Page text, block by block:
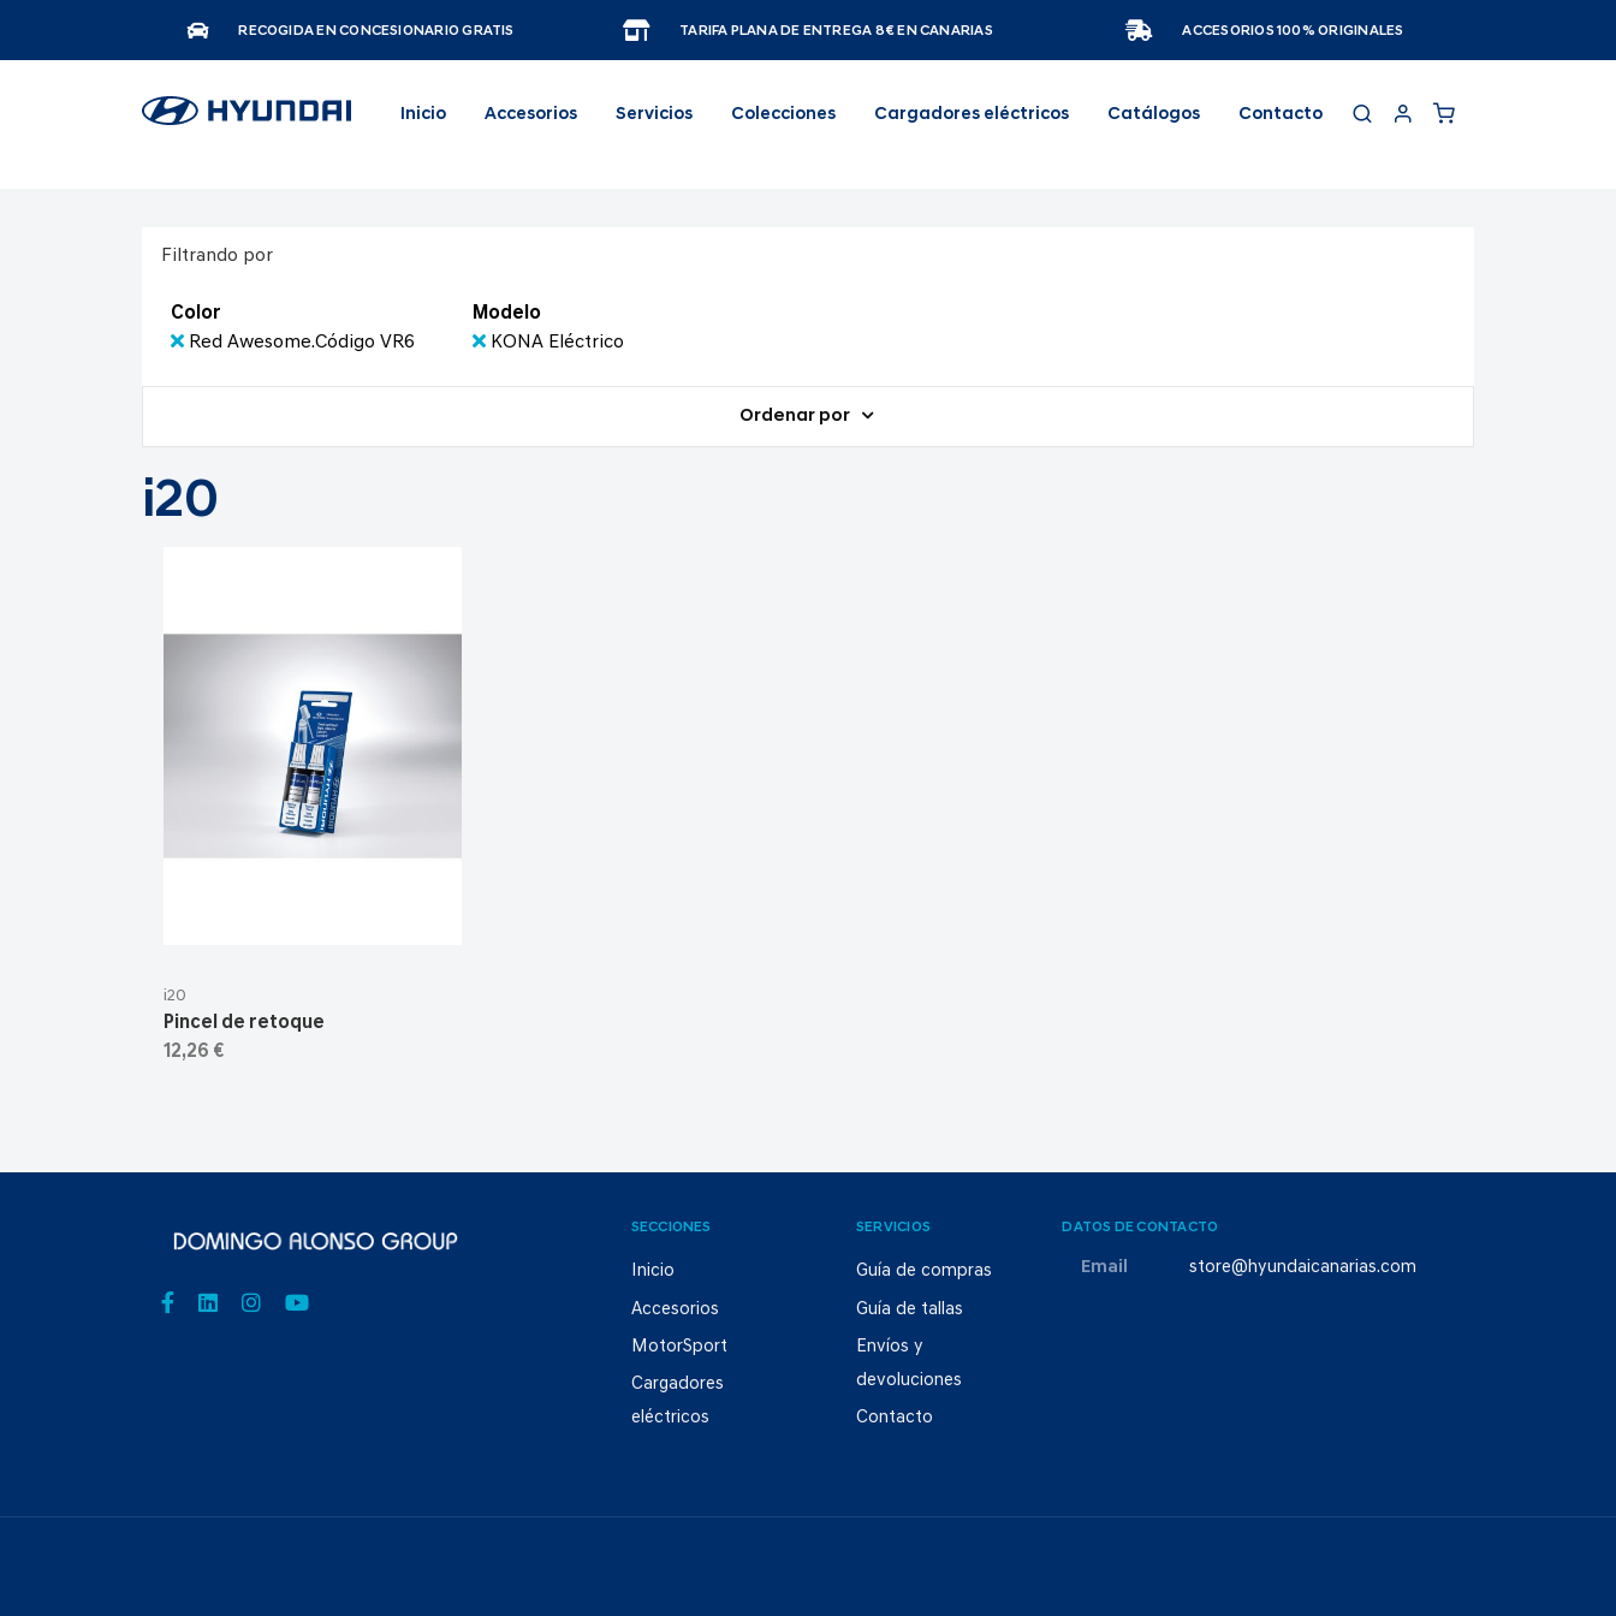
RECOGIDA EN CONCESIONARIO GRATIS TARIFA PLANA DE ENTREGA 8€ EN CANARIAS ACCESORIOS 100% ORIGINALES
Inicio Accesorios Servicios Colecciones Cargadores eléctricos Catálogos Contacto
Filtrando por
Color
Red Awesome.Código VR6
Modelo
KONA Eléctrico
Ordenar por
i20
i20
Pincel de retoque
12,26 €
SECCIONES
Inicio
Accesorios
MotorSport
Cargadores
eléctricos
SERVICIOS
Guía de compras
Guía de tallas
Envíos y
devoluciones
Contacto
DATOS DE CONTACTO
Email store@hyundaicanarias.com